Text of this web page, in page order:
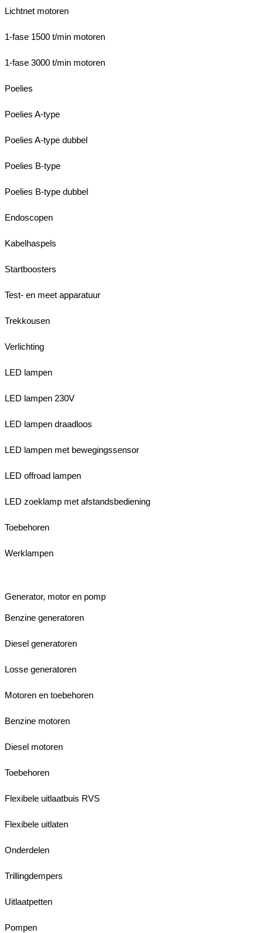
Lichtnet motoren
1-fase 1500 t/min motoren
1-fase 3000 t/min motoren
Poelies
Poelies A-type
Poelies A-type dubbel
Poelies B-type
Poelies B-type dubbel
Endoscopen
Kabelhaspels
Startboosters
Test- en meet apparatuur
Trekkousen
Verlichting
LED lampen
LED lampen 230V
LED lampen draadloos
LED lampen met bewegingssensor
LED offroad lampen
LED zoeklamp met afstandsbediening
Toebehoren
Werklampen
Generator, motor en pomp
Benzine generatoren
Diesel generatoren
Losse generatoren
Motoren en toebehoren
Benzine motoren
Diesel motoren
Toebehoren
Flexibele uitlaatbuis RVS
Flexibele uitlaten
Onderdelen
Trillingdempers
Uitlaatpetten
Pompen